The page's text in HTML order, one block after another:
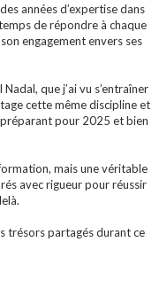
années d’expertise dans
de répondre à chaque
engagement envers ses
que j’ai vu s’entraîner
cette même discipline et
pour 2025 et bien
mais une véritable
avec rigueur pour réussir
trésors partagés durant ce